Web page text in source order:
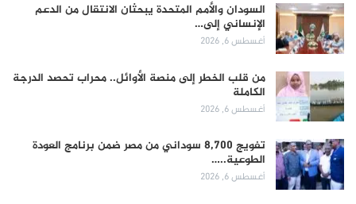
السودان والأمم المتحدة يبحثان الانتقال من الدعم
الإنساني إلى…
أغسطس 6, 2026
من قلب الخطر إلى منصة الأوائل.. محراب تحصد الدرجة
الكاملة
أغسطس 6, 2026
تفويج 8,700 سوداني من مصر ضمن برنامج العودة
الطوعية..…
أغسطس 6, 2026